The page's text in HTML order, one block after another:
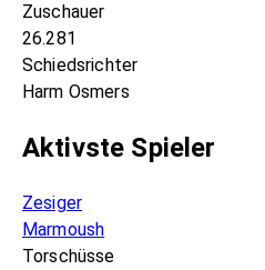
Zuschauer
26.281
Schiedsrichter
Harm Osmers
Aktivste Spieler
Zesiger
Marmoush
Torschüsse